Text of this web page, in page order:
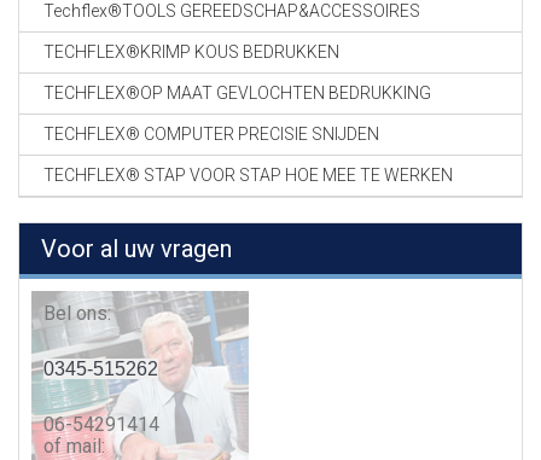
Techflex®TOOLS GEREEDSCHAP&ACCESSOIRES
TECHFLEX®KRIMP KOUS BEDRUKKEN
TECHFLEX®OP MAAT GEVLOCHTEN BEDRUKKING
TECHFLEX® COMPUTER PRECISIE SNIJDEN
TECHFLEX® STAP VOOR STAP HOE MEE TE WERKEN
Voor al uw vragen
Bel ons:
0345-515262
06-54291414
of mail: